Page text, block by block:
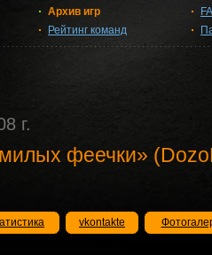
Архив игр
Рейтинг команд
г.
феечки»
vkontakte